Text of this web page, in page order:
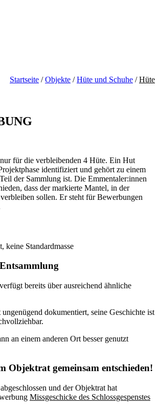
Startseite /Objekte /Hüte und Schuhe /Hüte
für die verbleibenden 4 Hüte. Ein Hut
identifiziert und gehört zu einem
der Sammlung ist. Die Emmentaler:innen
dass der markierte Mantel, in der
sollen. Er steht für Bewerbungen
keine Standardmasse
bereits über ausreichend ähnliche
dokumentiert, seine Geschichte ist
an einem anderen Ort besser genutzt
Objektrat gemeinsam entschieden!
und der Objektrat hat
Missgeschicke des Schlossgespenstes